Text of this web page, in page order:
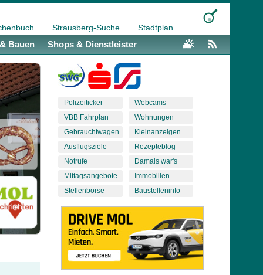
Strausberg-Suche Stadtplan
Bauen Shops & Dienstleister
Polizeiticker
VBB Fahrplan
Gebrauchtwagen
Ausflugsziele
Notrufe
Mittagsangebote
Stellenbörse
Webcams
Wohnungen
Kleinanzeigen
Rezepteblog
Damals war's
Immobilien
Baustelleninfo